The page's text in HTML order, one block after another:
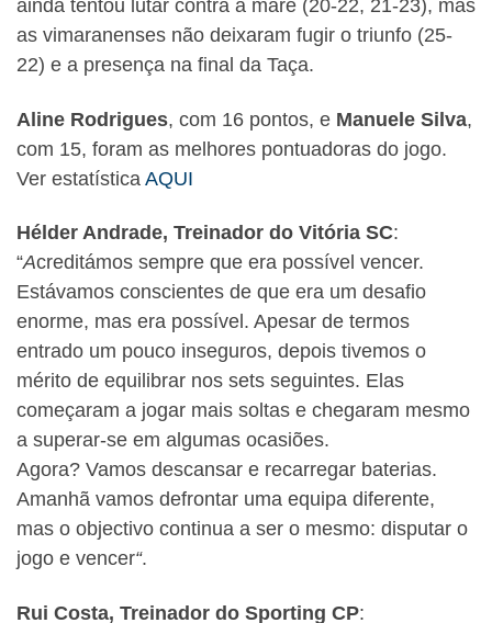
ainda tentou lutar contra a maré (20-22, 21-23), mas
as vimaranenses não deixaram fugir o triunfo (25-
22) e a presença na final da Taça.
Aline Rodrigues, com 16 pontos, e Manuele Silva,
com 15, foram as melhores pontuadoras do jogo.
Ver estatística AQUI
Hélder Andrade, Treinador do Vitória SC:
“Acreditámos sempre que era possível vencer.
Estávamos conscientes de que era um desafio
enorme, mas era possível. Apesar de termos
entrado um pouco inseguros, depois tivemos o
mérito de equilibrar nos sets seguintes. Elas
começaram a jogar mais soltas e chegaram mesmo
a superar-se em algumas ocasiões.
Agora? Vamos descansar e recarregar baterias.
Amanhã vamos defrontar uma equipa diferente,
mas o objectivo continua a ser o mesmo: disputar o
jogo e vencer“.
Rui Costa, Treinador do Sporting CP: